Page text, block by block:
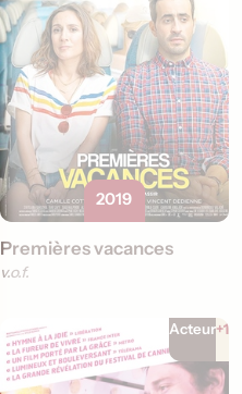
2019
Premières vacances
v.o.f.
Acteur+1